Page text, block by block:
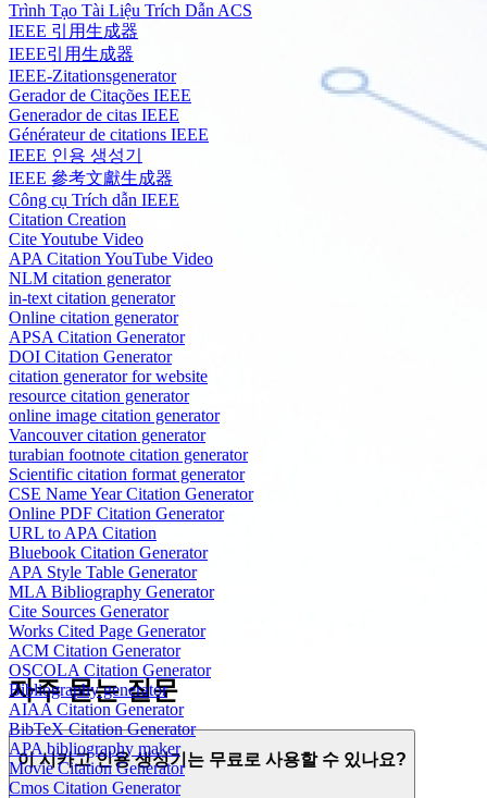
Trình Tạo Tài Liệu Trích Dẫn ACS
IEEE 引用生成器
IEEE引用生成器
IEEE-Zitationsgenerator
Gerador de Citações IEEE
Generador de citas IEEE
Générateur de citations IEEE
IEEE 인용 생성기
IEEE 參考文獻生成器
Công cụ Trích dẫn IEEE
Citation Creation
Cite Youtube Video
APA Citation YouTube Video
NLM citation generator
in-text citation generator
Online citation generator
APSA Citation Generator
DOI Citation Generator
citation generator for website
resource citation generator
online image citation generator
Vancouver citation generator
turabian footnote citation generator
Scientific citation format generator
CSE Name Year Citation Generator
Online PDF Citation Generator
URL to APA Citation
Bluebook Citation Generator
APA Style Table Generator
MLA Bibliography Generator
Cite Sources Generator
Works Cited Page Generator
ACM Citation Generator
OSCOLA Citation Generator
Bibliography generator
AIAA Citation Generator
BibTeX Citation Generator
APA bibliography maker
Movie Citation Generator
Cmos Citation Generator
자주 묻는 질문
이 시카고 인용 생성기는 무료로 사용할 수 있나요?